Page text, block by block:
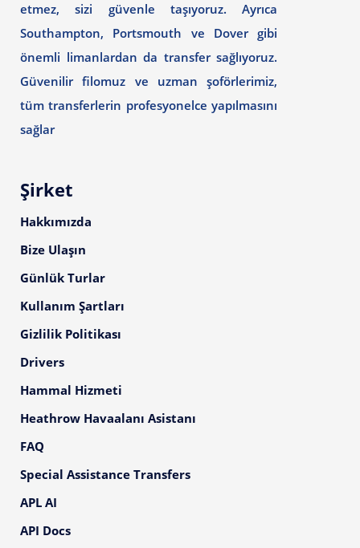
etmez, sizi güvenle taşıyoruz. Ayrıca
Southampton, Portsmouth ve Dover gibi
önemli limanlardan da transfer sağlıyoruz.
Güvenilir filomuz ve uzman şoförlerimiz,
tüm transferlerin profesyonelce yapılmasını
sağlar
Şirket
Hakkımızda
Bize Ulaşın
Günlük Turlar
Kullanım Şartları
Gizlilik Politikası
Drivers
Hammal Hizmeti
Heathrow Havaalanı Asistanı
FAQ
Special Assistance Transfers
APL AI
API Docs